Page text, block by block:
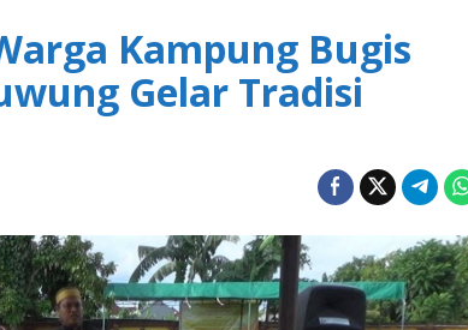
Kampung Bugis
Gelar Tradisi